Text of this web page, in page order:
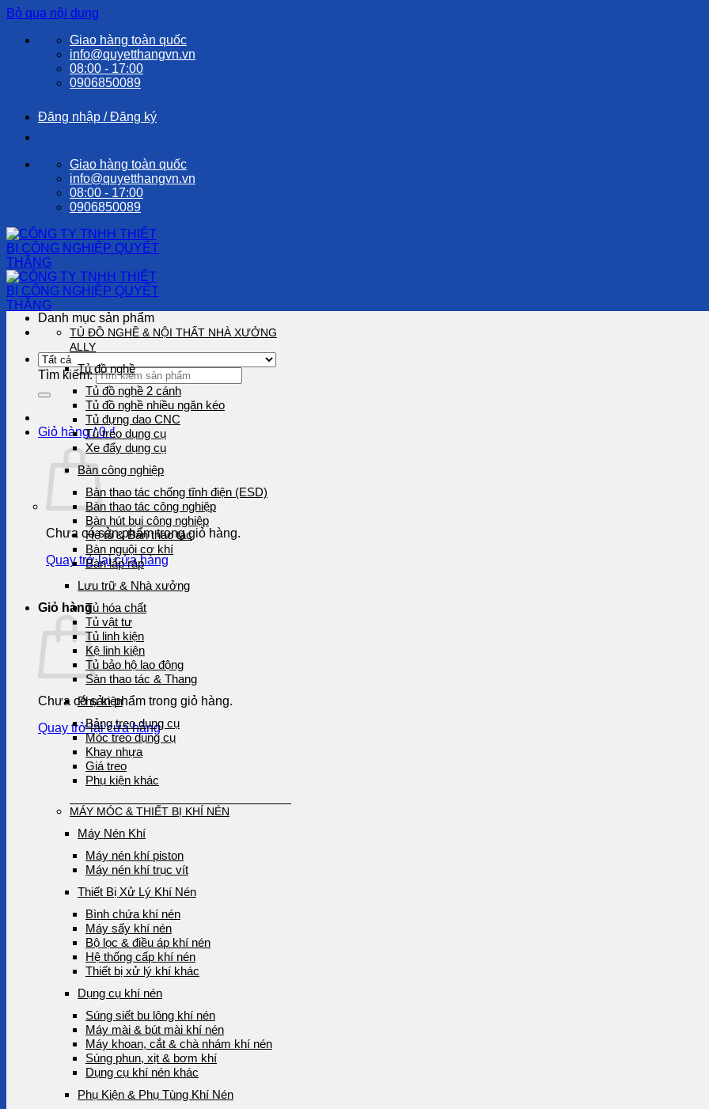
Bỏ qua nội dung
Giao hàng toàn quốc
info@quyetthangvn.vn
08:00 - 17:00
0906850089
Đăng nhập / Đăng ký
Giao hàng toàn quốc
info@quyetthangvn.vn
08:00 - 17:00
0906850089
Tìm kiếm:
Giỏ hàng /0₫
Chưa có sản phẩm trong giỏ hàng.
Quay trở lại cửa hàng
Giỏ hàng
Chưa có sản phẩm trong giỏ hàng.
Quay trở lại cửa hàng
Danh mục sản phẩm
TỦ ĐỒ NGHỀ & NỘI THẤT NHÀ XƯỞNG
ALLY
Tủ đồ nghề
Tủ đồ nghề 2 cánh
Tủ đồ nghề nhiều ngăn kéo
Tủ đựng dao CNC
Tủ treo dụng cụ
Xe đẩy dụng cụ
Bàn công nghiệp
Bàn thao tác chống tĩnh điện (ESD)
Bàn thao tác công nghiệp
Bàn hút bụi công nghiệp
Hệ tủ & Bàn thao tác
Bàn nguội cơ khí
Bàn lắp ráp
Lưu trữ & Nhà xưởng
Tủ hóa chất
Tủ vật tư
Tủ linh kiện
Kệ linh kiện
Tủ bảo hộ lao động
Sàn thao tác & Thang
Phụ kiện
Bảng treo dụng cụ
Móc treo dụng cụ
Khay nhựa
Giá treo
Phụ kiện khác
MÁY MÓC & THIẾT BỊ KHÍ NÉN
Máy Nén Khí
Máy nén khí piston
Máy nén khí trục vít
Thiết Bị Xử Lý Khí Nén
Bình chứa khí nén
Máy sấy khí nén
Bộ lọc & điều áp khí nén
Hệ thống cấp khí nén
Thiết bị xử lý khí khác
Dụng cụ khí nén
Súng siết bu lông khí nén
Máy mài & bút mài khí nén
Máy khoan, cắt & chà nhám khí nén
Súng phun, xịt & bơm khí
Dụng cụ khí nén khác
Phụ Kiện & Phụ Tùng Khí Nén